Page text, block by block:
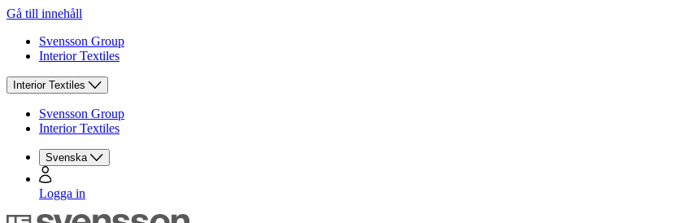
Gå till innehåll
Svensson Group
Interior Textiles
Interior Textiles
Svensson Group
Interior Textiles
Svenska
Logga in